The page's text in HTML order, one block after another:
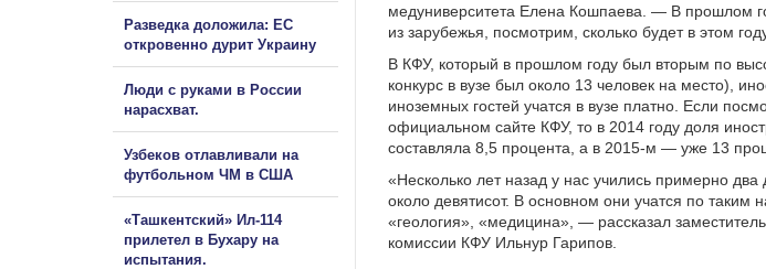
медуниверситета Елена Кошпаева. — В прошлом
из зарубежья, посмотрим, сколько будет в этом
В КФУ, который в прошлом году был вторым по
конкурс в вузе был около 13 человек на место),
иноземных гостей учатся в вузе платно. Если
официальном сайте КФУ, то в 2014 году доля
составляла 8,5 процента, а в 2015-м — уже 13
«Несколько лет назад у нас учились примерно два
около девятисот. В основном они учатся по таким
«геология», «медицина», — рассказал
комиссии КФУ Ильнур Гарипов.
Разведка доложила: ЕС
откровенно дурит Украину
Люди с руками в России
нарасхват.
Узбеков отлавливали на
футбольном ЧМ в США
«Ташкентский» Ил-114
прилетел в Бухару на
испытания.